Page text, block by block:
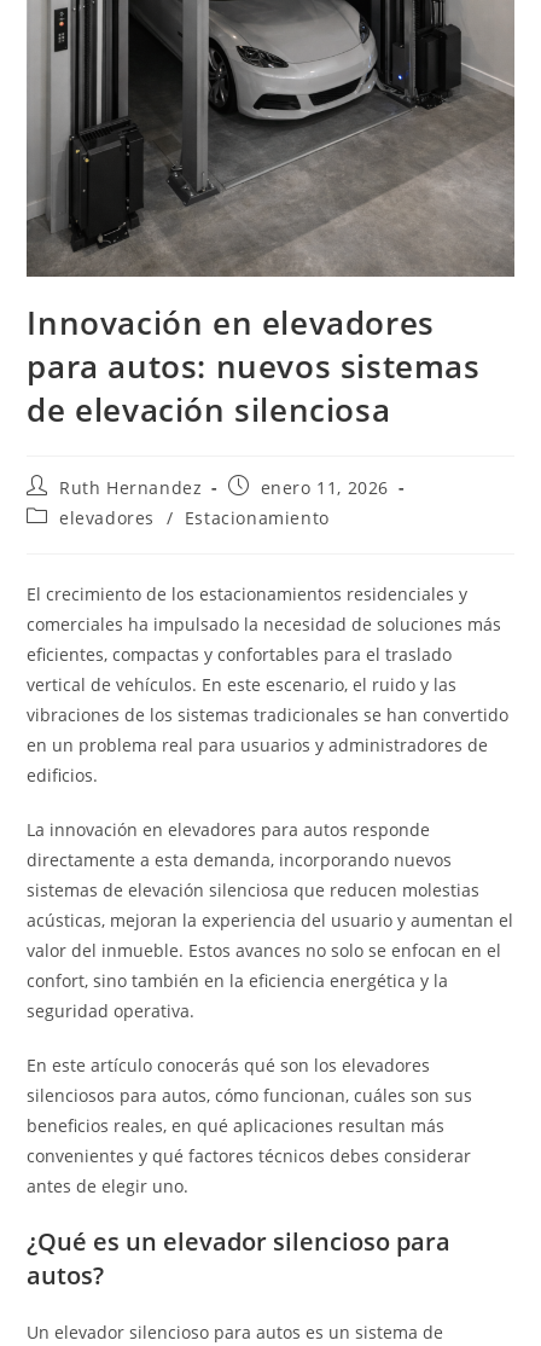
Innovación en elevadores
para autos: nuevos sistemas
de elevación silenciosa
Autor
de
Ruth Hernandez
Publicación
de
la
enero 11, 2026
Categoría
entrada:
elevadores / Estacionamiento
El crecimiento de los estacionamientos residenciales y
comerciales ha impulsado la necesidad de soluciones más
eficientes, compactas y confortables para el traslado
vertical de vehículos. En este escenario, el ruido y las
vibraciones de los sistemas tradicionales se han convertido
en un problema real para usuarios y administradores de
edificios.
La innovación en elevadores para autos responde
directamente a esta demanda, incorporando nuevos
sistemas de elevación silenciosa que reducen molestias
acústicas, mejoran la experiencia del usuario y aumentan el
valor del inmueble. Estos avances no solo se enfocan en el
confort, sino también en la eficiencia energética y la
seguridad operativa.
En este artículo conocerás qué son los elevadores
silenciosos para autos, cómo funcionan, cuáles son sus
beneficios reales, en qué aplicaciones resultan más
convenientes y qué factores técnicos debes considerar
antes de elegir uno.
¿Qué es un elevador silencioso para
autos?
Un elevador silencioso para autos es un sistema de